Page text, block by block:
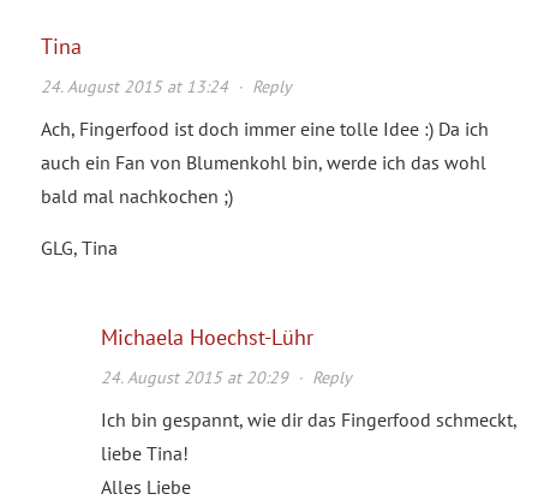
Tina
24. August 2015 at 13:24· Reply
Ach, Fingerfood ist doch immer eine tolle Idee :) Da ich
auch ein Fan von Blumenkohl bin, werde ich das wohl
bald mal nachkochen ;)
GLG, Tina
Michaela Hoechst-Lühr
24. August 2015 at 20:29· Reply
Ich bin gespannt, wie dir das Fingerfood schmeckt,
liebe Tina!
Alles Liebe